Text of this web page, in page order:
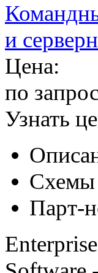
и
Цена:
по
Узнать
Схемы
Парт-